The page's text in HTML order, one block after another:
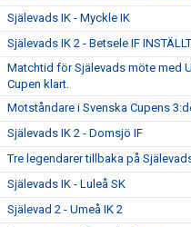
Själevads IK - Myckle IK
Själevads IK 2 - Betsele IF
Matchtid för Själevads möte med
Cupen klart.
Motståndare i Svenska Cupens
Själevads IK 2 - Domsjö IF
Tre legendarer tillbaka på
Själevads IK - Luleå SK
Själevad 2 - Umeå IK 2